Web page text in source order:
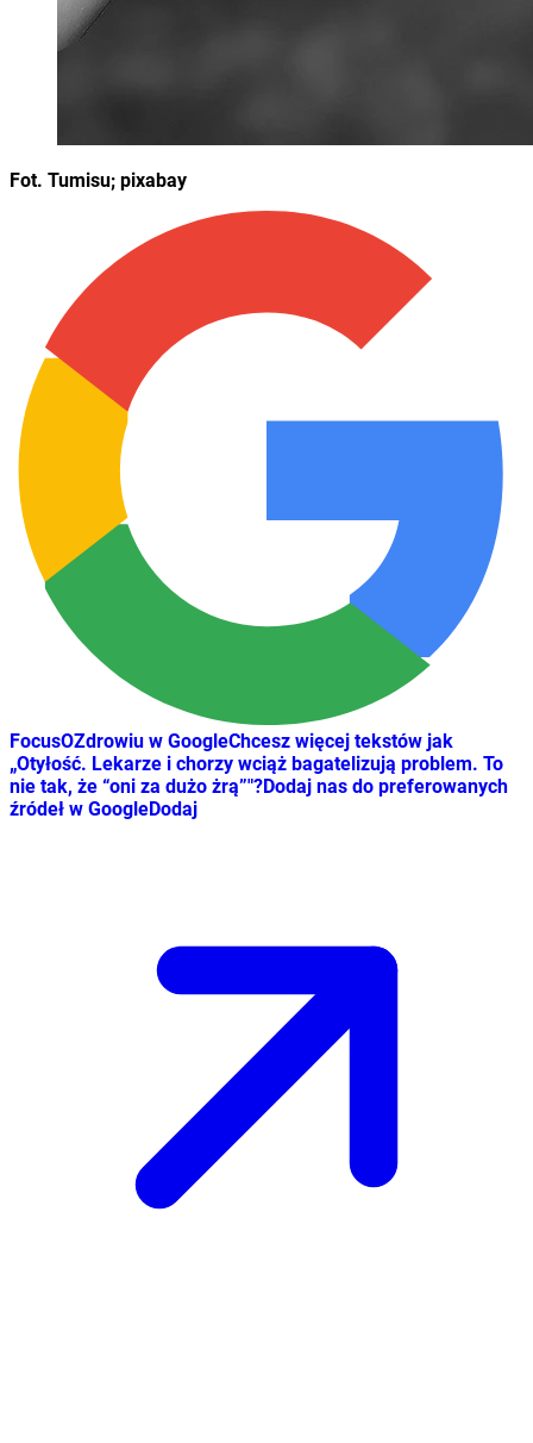
Fot. Tumisu; pixabay
FocusOZdrowiu w GoogleChcesz więcej tekstów jak
„Otyłość. Lekarze i chorzy wciąż bagatelizują problem. To
nie tak, że “oni za dużo żrą”"?Dodaj nas do preferowanych
źródeł w GoogleDodaj